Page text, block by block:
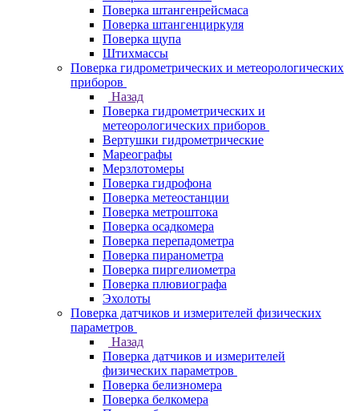
Поверка штангенрейсмаса
Поверка штангенциркуля
Поверка щупа
Штихмассы
Поверка гидрометрических и метеорологических
приборов
Назад
Поверка гидрометрических и
метеорологических приборов
Вертушки гидрометрические
Мареографы
Мерзлотомеры
Поверка гидрофона
Поверка метеостанции
Поверка метроштока
Поверка осадкомера
Поверка перепадометра
Поверка пиранометра
Поверка пиргелиометра
Поверка плювиографа
Эхолоты
Поверка датчиков и измерителей физических
параметров
Назад
Поверка датчиков и измерителей
физических параметров
Поверка белизномера
Поверка белкомера